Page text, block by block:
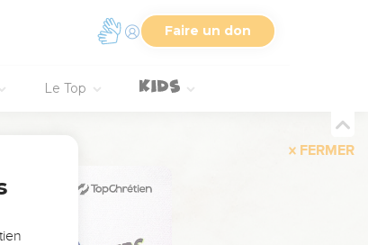
Faire un don
Le Top
FERMER